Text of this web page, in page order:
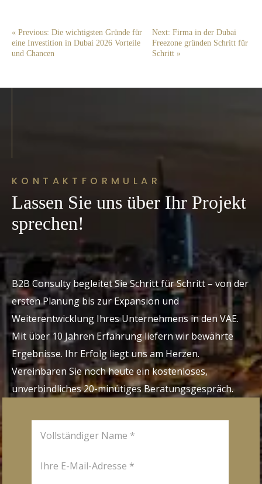
« Previous: Die wichtigsten Gründe für
eine Investition in Dubai 2026 Vorteile
und Chancen
Next: Firma in der Dubai
Freezone gründen Schritt für
Schritt »
KONTAKTFORMULAR
Lassen Sie uns über Ihr Projekt
sprechen!
B2B Consulty begleitet Sie Schritt für Schritt – von der
ersten Planung bis zur Expansion und
Weiterentwicklung Ihres Unternehmens in den VAE.
Mit über 10 Jahren Erfahrung liefern wir bewährte
Ergebnisse. Ihr Erfolg liegt uns am Herzen.
Vereinbaren Sie noch heute ein kostenloses,
unverbindliches 20-minütiges Beratungsgespräch.